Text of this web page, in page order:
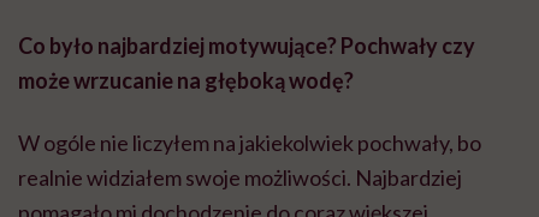
Co było najbardziej motywujące? Pochwały czy
może wrzucanie na głęboką wodę?
W ogóle nie liczyłem na jakiekolwiek pochwały, bo
realnie widziałem swoje możliwości. Najbardziej